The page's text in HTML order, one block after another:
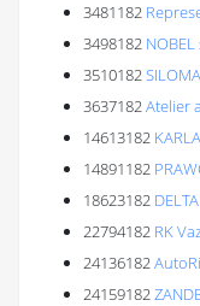
3481182
3498182
3510182
3637182Atelier
14613182
14891182
18623182
22794182 RK
24136182
24159182